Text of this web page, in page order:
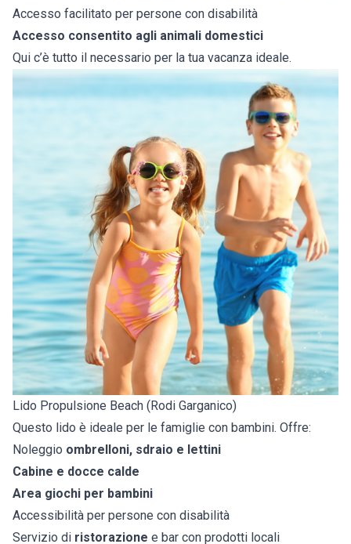
Accesso facilitato per persone con disabilità
Accesso consentito agli animali domestici
Qui c’è tutto il necessario per la tua vacanza ideale.
Lido Propulsione Beach (Rodi Garganico)
Questo lido è ideale per le famiglie con bambini. Offre:
Noleggio ombrelloni, sdraio e lettini
Cabine e docce calde
Area giochi per bambini
Accessibilità per persone con disabilità
Servizio di ristorazione e bar con prodotti locali